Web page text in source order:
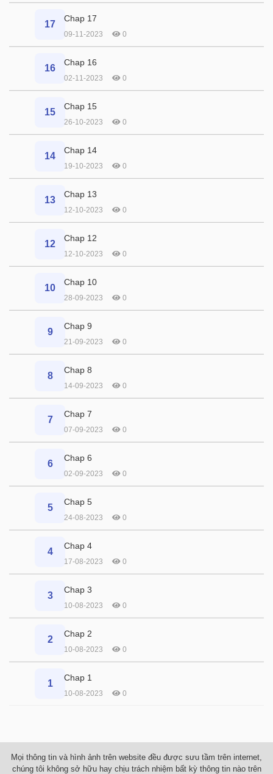
17
Chap 17
09-11-2023 0
16
Chap 16
02-11-2023 0
15
Chap 15
26-10-2023 0
14
Chap 14
19-10-2023 0
13
Chap 13
12-10-2023 0
12
Chap 12
12-10-2023 0
10
Chap 10
28-09-2023 0
9
Chap 9
21-09-2023 0
8
Chap 8
14-09-2023 0
7
Chap 7
07-09-2023 0
6
Chap 6
02-09-2023 0
5
Chap 5
24-08-2023 0
4
Chap 4
17-08-2023 0
3
Chap 3
10-08-2023 0
2
Chap 2
10-08-2023 0
1
Chap 1
10-08-2023 0
Mọi thông tin và hình ảnh trên website đều được sưu tầm trên internet,
chúng tôi không sở hữu hay chịu trách nhiệm bất kỳ thông tin nào trên